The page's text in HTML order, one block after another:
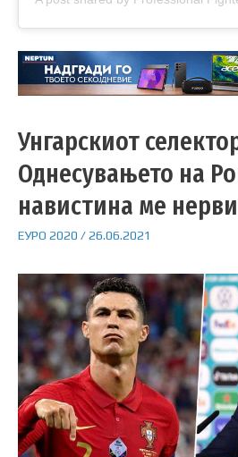
Унгарскиот
Однесувањето на
навистина ме
ЕУРО 2020 /26.06.2021